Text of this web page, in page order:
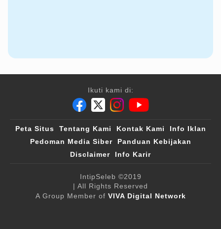
Ikuti kami di:
Peta Situs Tentang Kami Kontak Kami
Info Iklan
Pedoman Media Siber
Panduan Kebijakan
Disclaimer
Info Karir
IntipSeleb ©2019
| All Rights Reserved
A Group Member of VIVA Digital Network